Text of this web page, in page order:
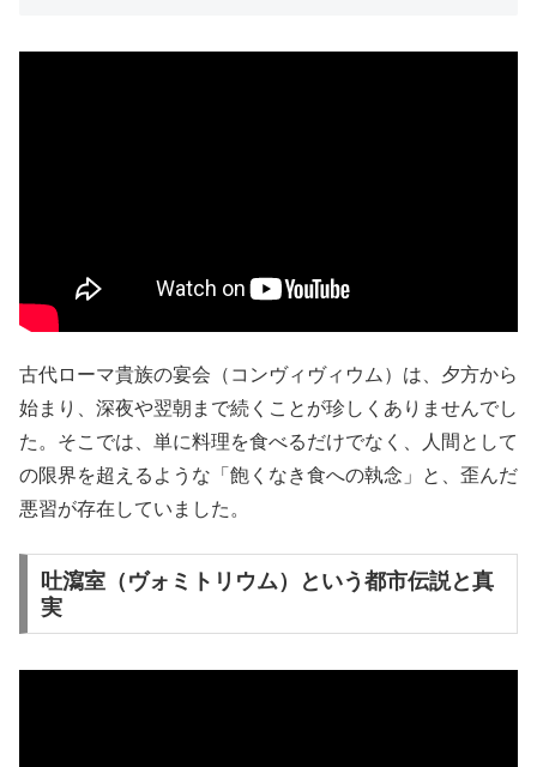
古代ローマ貴族の宴会（コンヴィヴィウム）は、夕方から
始まり、深夜や翌朝まで続くことが珍しくありませんでし
た。そこでは、単に料理を食べるだけでなく、人間として
の限界を超えるような「飽くなき食への執念」と、歪んだ
悪習が存在していました。
吐瀉室（ヴォミトリウム）という都市伝説と真
実